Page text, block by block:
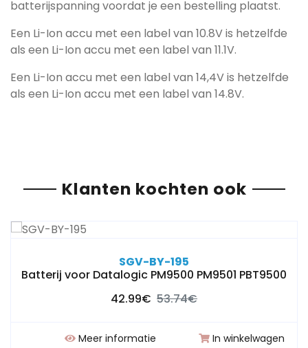
batterijspanning voordat je een bestelling plaatst.
Een Li-Ion accu met een label van 10.8V is hetzelfde
als een Li-Ion accu met een label van 11.1V.
Een Li-Ion accu met een label van 14,4V is hetzelfde
als een Li-Ion accu met een label van 14.8V.
Klanten kochten ook
SGV-BY-195
Batterij voor Datalogic PM9500 PM9501 PBT9500
42.99€ 53.74€
Meer informatie In winkelwagen